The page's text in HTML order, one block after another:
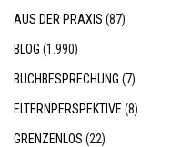
AUS DER PRAXIS (87)
BLOG (1.990)
BUCHBESPRECHUNG (7)
ELTERNPERSPEKTIVE (8)
GRENZENLOS (22)